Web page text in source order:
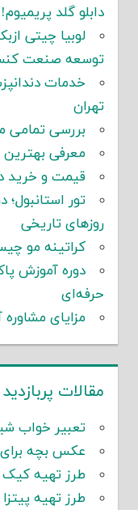
دابلو گلد پریمیوم!
لوبیا چیتی
توسعه صنعت
خدمات
تهران
بررسی تمامی
معرفی بهترین
قیمت و خرید
تور
روزهای تاریخی
کراتینه مو
دوره آموزش
حرفه‌ای
مزایای مشاوره
مقالات پربازدید
تعبیر خواب
عکس بچه برای
طرز تهیه کیک
طرز تهیه